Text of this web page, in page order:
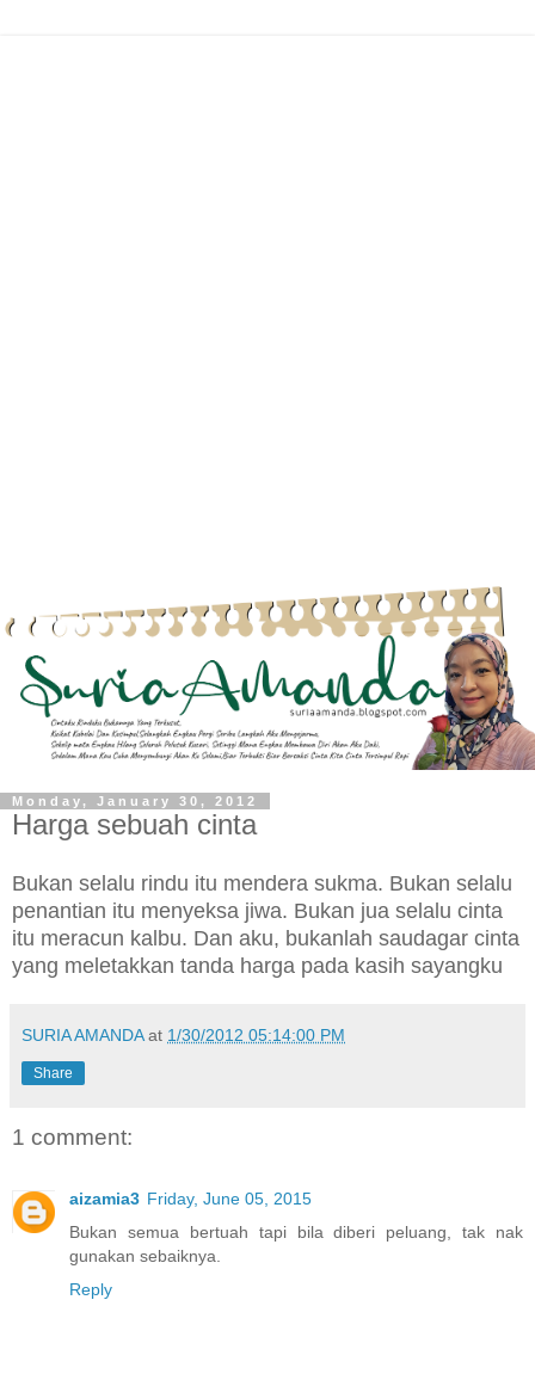
Monday, January 30, 2012
Harga sebuah cinta
Bukan selalu rindu itu mendera sukma. Bukan selalu
penantian itu menyeksa jiwa. Bukan jua selalu cinta
itu meracun kalbu. Dan aku, bukanlah saudagar cinta
yang meletakkan tanda harga pada kasih sayangku
SURIA AMANDA at 1/30/2012 05:14:00 PM
Share
1 comment:
aizamia3 Friday, June 05, 2015
Bukan semua bertuah tapi bila diberi peluang, tak nak
gunakan sebaiknya.
Reply